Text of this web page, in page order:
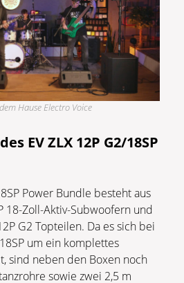
Hause Electro Voice
EV ZLX 12P G2/18SP
Power Bundle besteht aus
18-Zoll-Aktiv-Subwoofern und
G2 Topteilen. Da es sich bei
um ein komplettes
sind neben den Boxen noch
sowie zwei 2,5 m